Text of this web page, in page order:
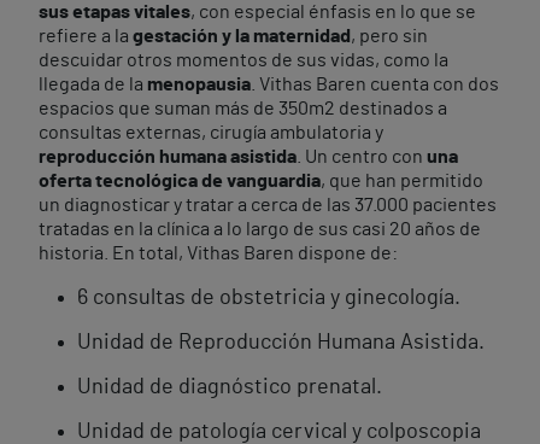
sus etapas vitales, con especial énfasis en lo que se
refiere a la gestación y la maternidad , pero sin
descuidar otros momentos de sus vidas, como la
llegada de la menopausia . Vithas Baren cuenta con dos
espacios que suman más de 350m2 destinados a
consultas externas, cirugía ambulatoria y
reproducción humana asistida . Un centro con una
oferta tecnológica de vanguardia, que han permitido
un diagnosticar y tratar a cerca de las 37.000 pacientes
tratadas en la clínica a lo largo de sus casi 20 años de
historia. En total, Vithas Baren dispone de:
6 consultas de obstetricia y ginecología.
Unidad de Reproducción Humana Asistida.
Unidad de diagnóstico prenatal.
Unidad de patología cervical y colposcopia